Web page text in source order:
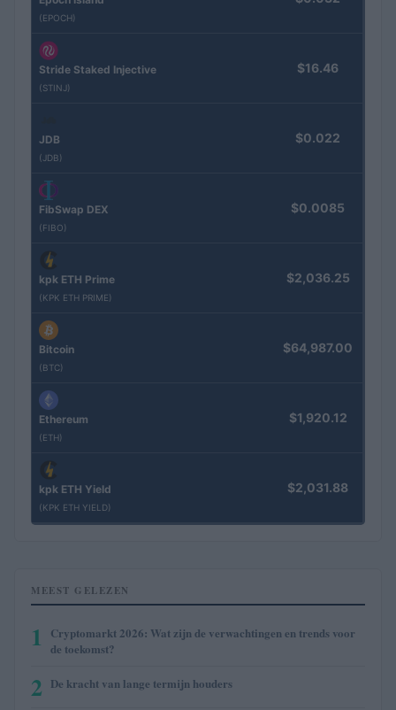
(EPOCH)
Stride Staked Injective
(STINJ)
$16.46
JDB
(JDB)
$0.022
FibSwap DEX
(FIBO)
$0.0085
kpk ETH Prime
(KPK ETH PRIME)
$2,036.25
Bitcoin
(BTC)
$64,987.00
Ethereum
(ETH)
$1,920.12
kpk ETH Yield
(KPK ETH YIELD)
$2,031.88
MEEST GELEZEN
1
Cryptomarkt 2026: Wat zijn de verwachtingen en trends voor
de toekomst?
2 De kracht van lange termijn houders